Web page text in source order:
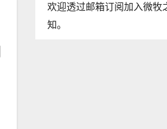
欢迎透过邮箱订阅加入微牧
知。